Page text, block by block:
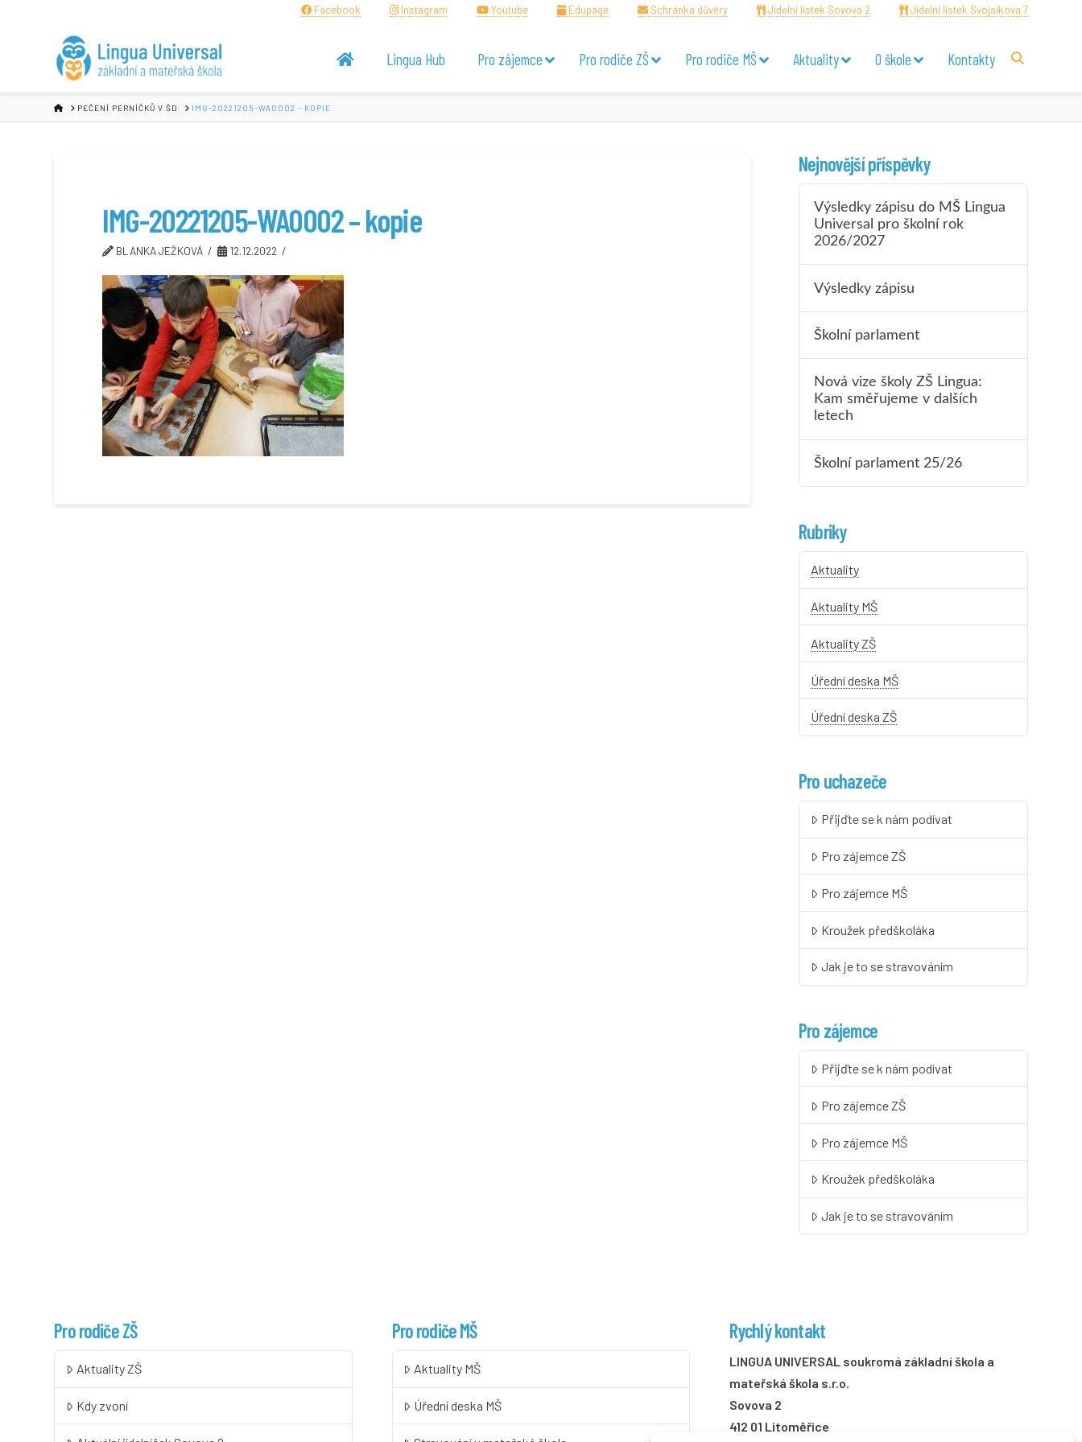
Facebook Instagram Youtube Edupage Schránka důvěry Jídelní lístek Sovova 2 Jídelní lístek Svojsíkova 7
Lingua Hub Pro zájemce Pro rodiče ZŠ Pro rodiče MŠ Aktuality O škole Kontakty
HOMEPEČENÍ PERNÍČKŮ V ŠD IMG-20221205-WA0002 - KOPIE
IMG-20221205-WA0002 – kopie
BLANKA JEŽKOVÁ 12.12.2022
Nejnovější příspěvky
Výsledky zápisu do MŠ Lingua
Universal pro školní rok
2026/2027
Výsledky zápisu
Školní parlament
Nová vize školy ZŠ Lingua:
Kam směřujeme v dalších
letech
Školní parlament 25/26
Rubriky
Aktuality
Aktuality MŠ
Aktuality ZŠ
Úřední deska MŠ
Úřední deska ZŠ
Pro uchazeče
Přijďte se k nám podívat
Pro zájemce ZŠ
Pro zájemce MŠ
Kroužek předškoláka
Jak je to se stravováním
Pro zájemce
Přijďte se k nám podívat
Pro zájemce ZŠ
Pro zájemce MŠ
Kroužek předškoláka
Jak je to se stravováním
Pro rodiče ZŠ
Aktuality ZŠ
Kdy zvoní
Pro rodiče MŠ
Aktuality MŠ
Úřední deska MŠ
Rychlý kontakt
LINGUA UNIVERSAL soukromá základní škola a
mateřská škola s.r.o.
Sovova 2
412 01 Litoměřice